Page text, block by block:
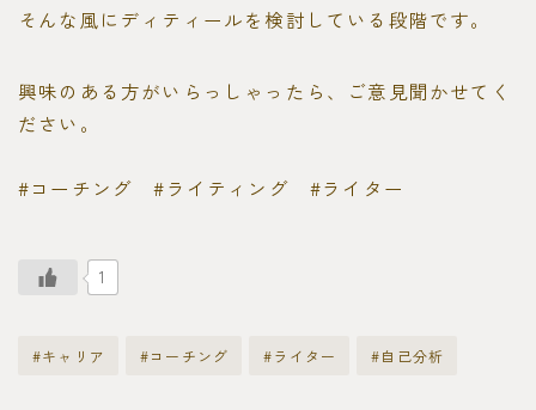
そんな風にディティールを検討している段階です。
興味のある方がいらっしゃったら、ご意見聞かせてく
ださい。
#コーチング #ライティング #ライター
1
#キャリア #コーチング #ライター #自己分析